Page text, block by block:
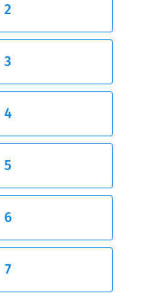
2
3
4
5
6
7